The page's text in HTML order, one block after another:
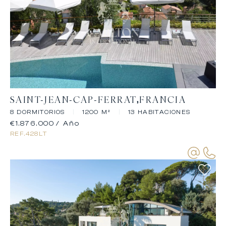
SAINT-JEAN-CAP-FERRAT FRANCIA
8 DORMITORIOS 1200 M² 13 HABITACIONES
REF.428LT
€1.876.000 / Año